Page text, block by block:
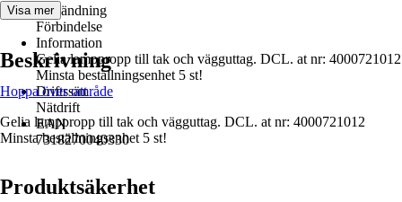
Användning
Förbindelse
Information
Gelia lamppropp till tak och vägguttag. DCL. at nr: 4000721012
Minsta beställningsenhet 5 st!
Driftssätt
Nätdrift
EAN
7318270040330
Visa mer
Beskrivning
Hoppa över område
Gelia lamppropp till tak och vägguttag. DCL. at nr: 4000721012
Minsta beställningsenhet 5 st!
Produktsäkerhet